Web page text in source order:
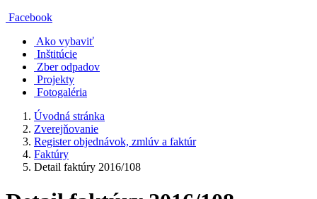
Facebook
Ako vybaviť
Inštitúcie
Zber odpadov
Projekty
Fotogaléria
Úvodná stránka
Zverejňovanie
Register objednávok, zmlúv a faktúr
Faktúry
Detail faktúry 2016/108